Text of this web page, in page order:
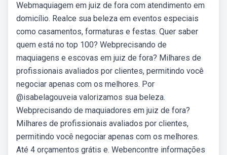
Webmaquiagem em juiz de fora com atendimento em
domicílio. Realce sua beleza em eventos especiais
como casamentos, formaturas e festas. Quer saber
quem está no top 100? Webprecisando de
maquiagens e escovas em juiz de fora? Milhares de
profissionais avaliados por clientes, permitindo você
negociar apenas com os melhores. Por
@isabelagouveia valorizamos sua beleza.
Webprecisando de maquiadores em juiz de fora?
Milhares de profissionais avaliados por clientes,
permitindo você negociar apenas com os melhores.
Até 4 orçamentos grátis e. Webencontre informações